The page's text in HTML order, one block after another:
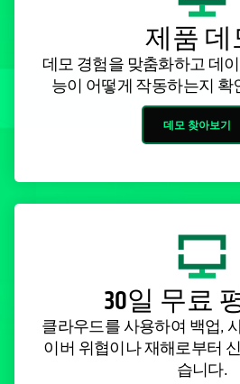
제품 데
데모 경험을 맞춤화하고 데
능이 어떻게 작동하는지 확
데모 찾아보기
30일 무료
클라우드를 사용하여 백업,
이버 위협이나 재해로부터
습니다.